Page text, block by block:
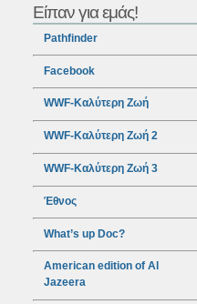
Είπαν για εμάς!
Pathfinder
Facebook
WWF-Καλύτερη Ζωή
WWF-Καλύτερη Ζωή 2
WWF-Καλύτερη Ζωή 3
Έθνος
What’s up Doc?
American edition of Al
Jazeera